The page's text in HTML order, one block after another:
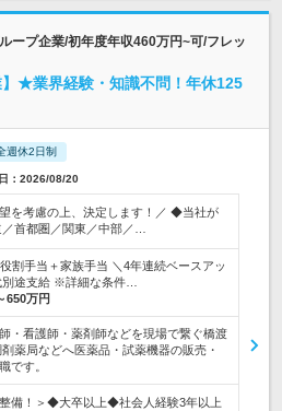
ープ企業/初年度年収460万円~可/フレッ
★業界経験・知識不問！年休125
週休2日制
：2026/08/20
を考慮の上、決定します！／ ◆当社が
首都圏／関東／中部／…
割手当＋家族手当 ＼4年連続ベースアッ
途支給 ※詳細な条件…
650万円
・看護師・薬剤師などを現場で繋ぐ橋渡
薬局などへ医薬品・試薬機器の販売・
です。
備！＞◆大卒以上◆社会人経験3年以上